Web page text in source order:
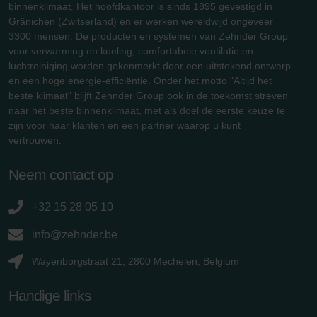
binnenklimaat. Het hoofdkantoor is sinds 1895 gevestigd in
Gränichen (Zwitserland) en er werken wereldwijd ongeveer
3300 mensen. De producten en systemen van Zehnder Group
voor verwarming en koeling, comfortabele ventilatie en
luchtreiniging worden gekenmerkt door een uitstekend ontwerp
en een hoge energie-efficiëntie. Onder het motto "Altijd het
beste klimaat" blijft Zehnder Group ook in de toekomst streven
naar het beste binnenklimaat, met als doel de eerste keuze te
zijn voor haar klanten en een partner waarop u kunt
vertrouwen.
Neem contact op
+32 15 28 05 10
info@zehnder.be
Wayenborgstraat 21, 2800 Mechelen, Belgium
Handige links